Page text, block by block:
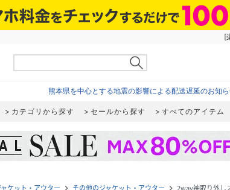
[
熊本県を中心とする地震の影響による配送遅延のお知
カテゴリから探す セールから探す すべてのアイテム
ャケット・アウター navigate_next その他のジャケット・アウター navigate_next 2way袖取り外し